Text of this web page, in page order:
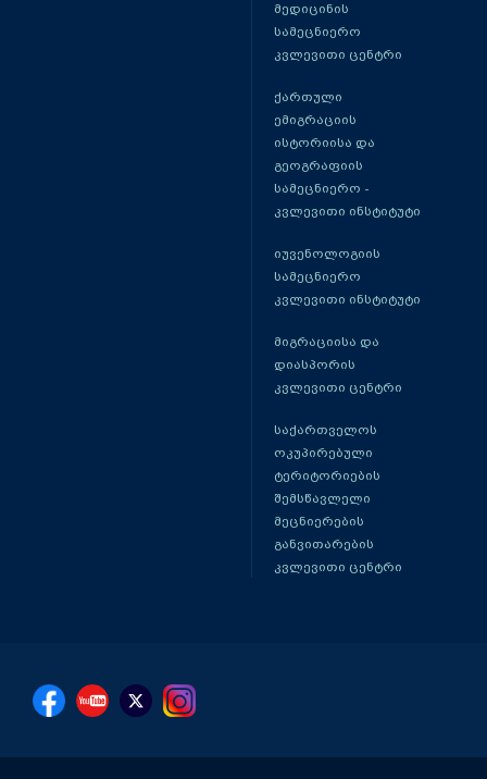
მედიცინის
სამეცნიერო
კვლევითი ცენტრი
ქართული
ემიგრაციის
ისტორიისა და
გეოგრაფიის
სამეცნიერო -
კვლევითი ინსტიტუტი
იუვენოლოგიის
სამეცნიერო
კვლევითი ინსტიტუტი
მიგრაციისა და
დიასპორის
კვლევითი ცენტრი
საქართველოს
ოკუპირებული
ტერიტორიების
შემსწავლელი
მეცნიერების
განვითარების
კვლევითი ცენტრი